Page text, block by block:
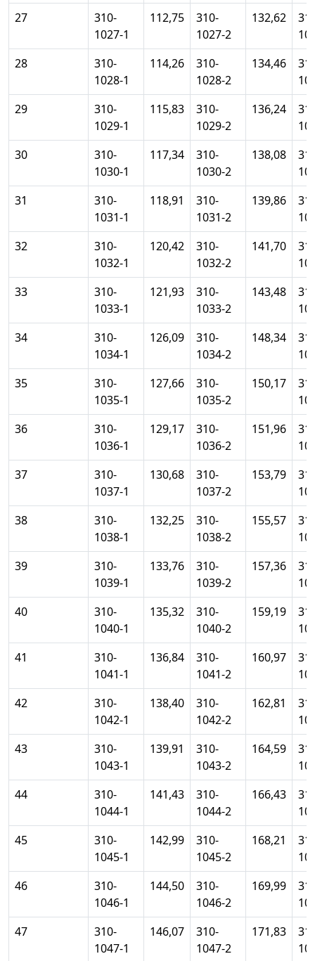
27
310-
1027-1
112,75
310-
1027-2
132,62
28
310-
1028-1
114,26
310-
1028-2
134,46
29
310-
1029-1
115,83
310-
1029-2
136,24
30
310-
1030-1
117,34
310-
1030-2
138,08
31
310-
1031-1
118,91
310-
1031-2
139,86
32
310-
1032-1
120,42
310-
1032-2
141,70
33
310-
1033-1
121,93
310-
1033-2
143,48
34
310-
1034-1
126,09
310-
1034-2
148,34
35
310-
1035-1
127,66
310-
1035-2
150,17
36
310-
1036-1
129,17
310-
1036-2
151,96
37
310-
1037-1
130,68
310-
1037-2
153,79
38
310-
1038-1
132,25
310-
1038-2
155,57
39
310-
1039-1
133,76
310-
1039-2
157,36
40
310-
1040-1
135,32
310-
1040-2
159,19
41
310-
1041-1
136,84
310-
1041-2
160,97
42
310-
1042-1
138,40
310-
1042-2
162,81
43
310-
1043-1
139,91
310-
1043-2
164,59
44
310-
1044-1
141,43
310-
1044-2
166,43
45
310-
1045-1
142,99
310-
1045-2
168,21
46
310-
1046-1
144,50
310-
1046-2
169,99
47
310-
1047-1
146,07
310-
1047-2
171,83